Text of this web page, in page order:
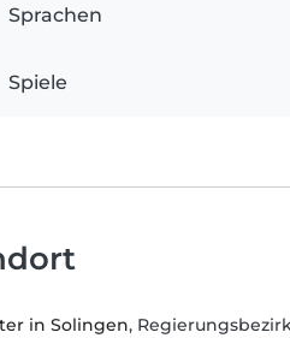
Sprachen
Spiele
in Solingen,